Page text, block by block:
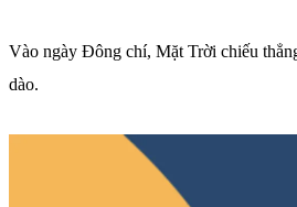
Vào ngày Đông chí, Mặt Trời chiếu
dào.